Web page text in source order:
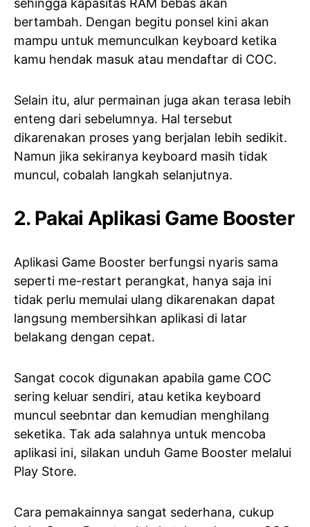
sehingga kapasitas RAM bebas akan
bertambah. Dengan begitu ponsel kini akan
mampu untuk memunculkan keyboard ketika
kamu hendak masuk atau mendaftar di COC.
Selain itu, alur permainan juga akan terasa lebih
enteng dari sebelumnya. Hal tersebut
dikarenakan proses yang berjalan lebih sedikit.
Namun jika sekiranya keyboard masih tidak
muncul, cobalah langkah selanjutnya.
2. Pakai Aplikasi Game Booster
Aplikasi Game Booster berfungsi nyaris sama
seperti me-restart perangkat, hanya saja ini
tidak perlu memulai ulang dikarenakan dapat
langsung membersihkan aplikasi di latar
belakang dengan cepat.
Sangat cocok digunakan apabila game COC
sering keluar sendiri, atau ketika keyboard
muncul seebntar dan kemudian menghilang
seketika. Tak ada salahnya untuk mencoba
aplikasi ini, silakan unduh Game Booster melalui
Play Store.
Cara pemakainnya sangat sederhana, cukup